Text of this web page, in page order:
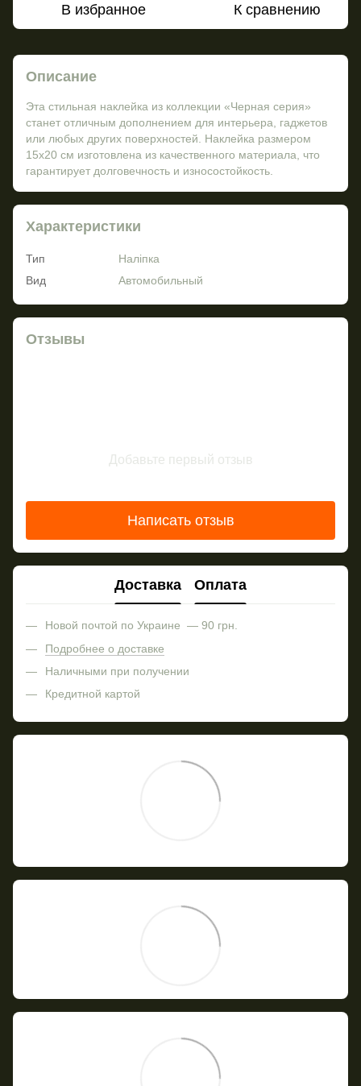
В избранное К сравнению
Описание
Эта стильная наклейка из коллекции «Черная серия»
станет отличным дополнением для интерьера, гаджетов
или любых других поверхностей. Наклейка размером
15х20 см изготовлена ​​из качественного материала, что
гарантирует долговечность и износостойкость.
Характеристики
Тип
Наліпка
Вид
Автомобильный
Отзывы
Добавьте первый отзыв
Написать отзыв
Доставка Оплата
Новой почтой по Украине — 90 грн.
Подробнее о доставке
Наличными при получении
Кредитной картой